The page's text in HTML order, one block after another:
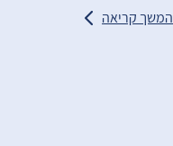
המשך קריאה